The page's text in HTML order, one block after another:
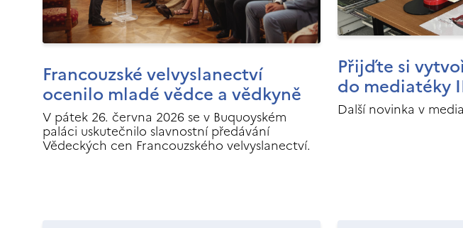
Francouzské velvyslanectví
ocenilo mladé vědce a vědkyně
V pátek 26. června 2026 se v Buquoyském
paláci uskutečnilo slavnostní předávání
Vědeckých cen Francouzského velvyslanectví.
Přijďte si
do mediatéky
Další novinka v